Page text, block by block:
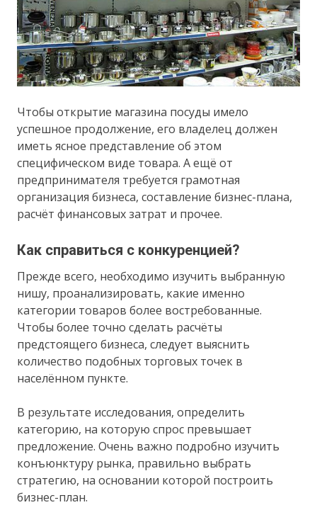
Чтобы открытие магазина посуды имело
успешное продолжение, его владелец должен
иметь ясное представление об этом
специфическом виде товара. А ещё от
предпринимателя требуется грамотная
организация бизнеса, составление бизнес-плана,
расчёт финансовых затрат и прочее.
Как справиться с конкуренцией?
Прежде всего, необходимо изучить выбранную
нишу, проанализировать, какие именно
категории товаров более востребованные.
Чтобы более точно сделать расчёты
предстоящего бизнеса, следует выяснить
количество подобных торговых точек в
населённом пункте.
В результате исследования, определить
категорию, на которую спрос превышает
предложение. Очень важно подробно изучить
конъюнктуру рынка, правильно выбрать
стратегию, на основании которой построить
бизнес-план.